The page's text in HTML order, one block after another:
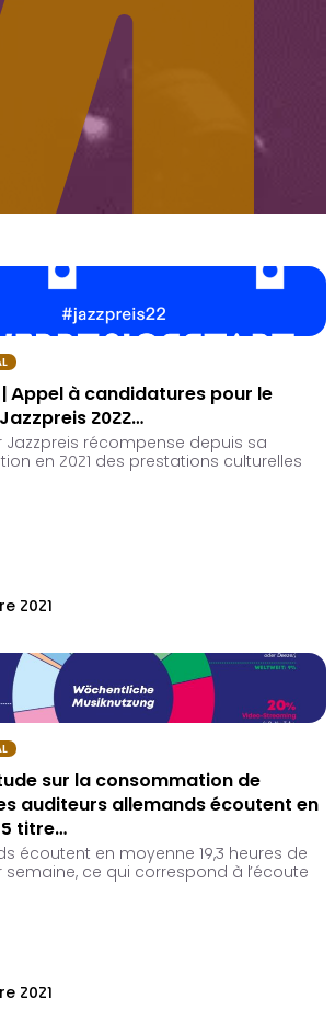
Appel à candidatures pour le
2022…
Jazzpreis récompense depuis sa
en 2021 des prestations culturelles
2021
sur la consommation de
auditeurs allemands écoutent en
titre…
écoutent en moyenne 19,3 heures de
semaine, ce qui correspond à l’écoute
2021